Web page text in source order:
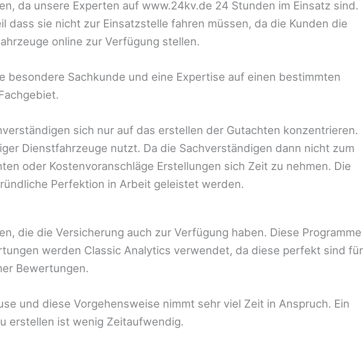
da unsere Experten auf www.24kv.de 24 Stunden im Einsatz sind.
dass sie nicht zur Einsatzstelle fahren müssen, da die Kunden die
online zur Verfügung stellen.
Sachkunde und eine Expertise auf einen bestimmten
sich nur auf das erstellen der Gutachten konzentrieren.
Dienstfahrzeuge nutzt. Da die Sachverständigen dann nicht zum
oder Kostenvoranschläge Erstellungen sich Zeit zu nehmen. Die
Perfektion in Arbeit geleistet werden.
die die Versicherung auch zur Verfügung haben. Diese Programme
werden Classic Analytics verwendet, da diese perfekt sind für
Bewertungen.
und diese Vorgehensweise nimmt sehr viel Zeit in Anspruch. Ein
erstellen ist wenig Zeitaufwendig.